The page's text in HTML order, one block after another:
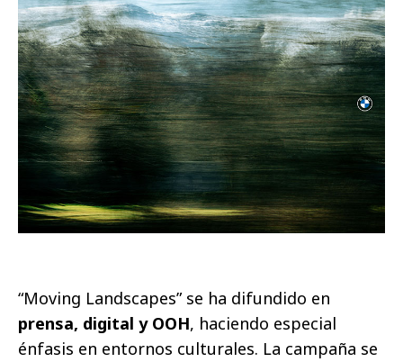
“Moving Landscapes” se ha difundido en
prensa, digital y OOH, haciendo especial
énfasis en entornos culturales. La campaña se